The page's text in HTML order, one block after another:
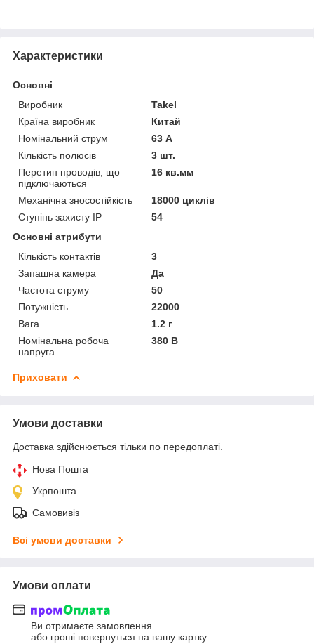
Характеристики
Основні
Виробник
Takel
Країна виробник
Китай
Номінальний струм
63 А
Кількість полюсів
3 шт.
Перетин проводів, що
підключаються
16 кв.мм
Механічна зносостійкість
18000 циклів
Ступінь захисту IP
54
Основні атрибути
Кількість контактів
3
Запашна камера
Да
Частота струму
50
Потужність
22000
Вага
1.2 г
Номінальна робоча
напруга
380 В
Приховати
Умови доставки
Доставка здійснюється тільки по передоплаті.
Нова Пошта
Укрпошта
Самовивіз
Всі умови доставки
Умови оплати
Ви отримаєте замовлення
або гроші повернуться на вашу картку